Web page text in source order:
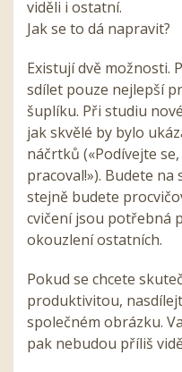
viděli i ostatní.
Jak se to dá napravit?
Existují dvě možnosti.
sdílet pouze nejlepší
šuplíku. Při studiu
jak skvělé by bylo
náčrtků («Podívejte
pracoval!»). Budete na
stejně budete
cvičení jsou potřebná
okouzlení ostatních.
Pokud se chcete
produktivitou,
společném obrázku.
pak nebudou příliš